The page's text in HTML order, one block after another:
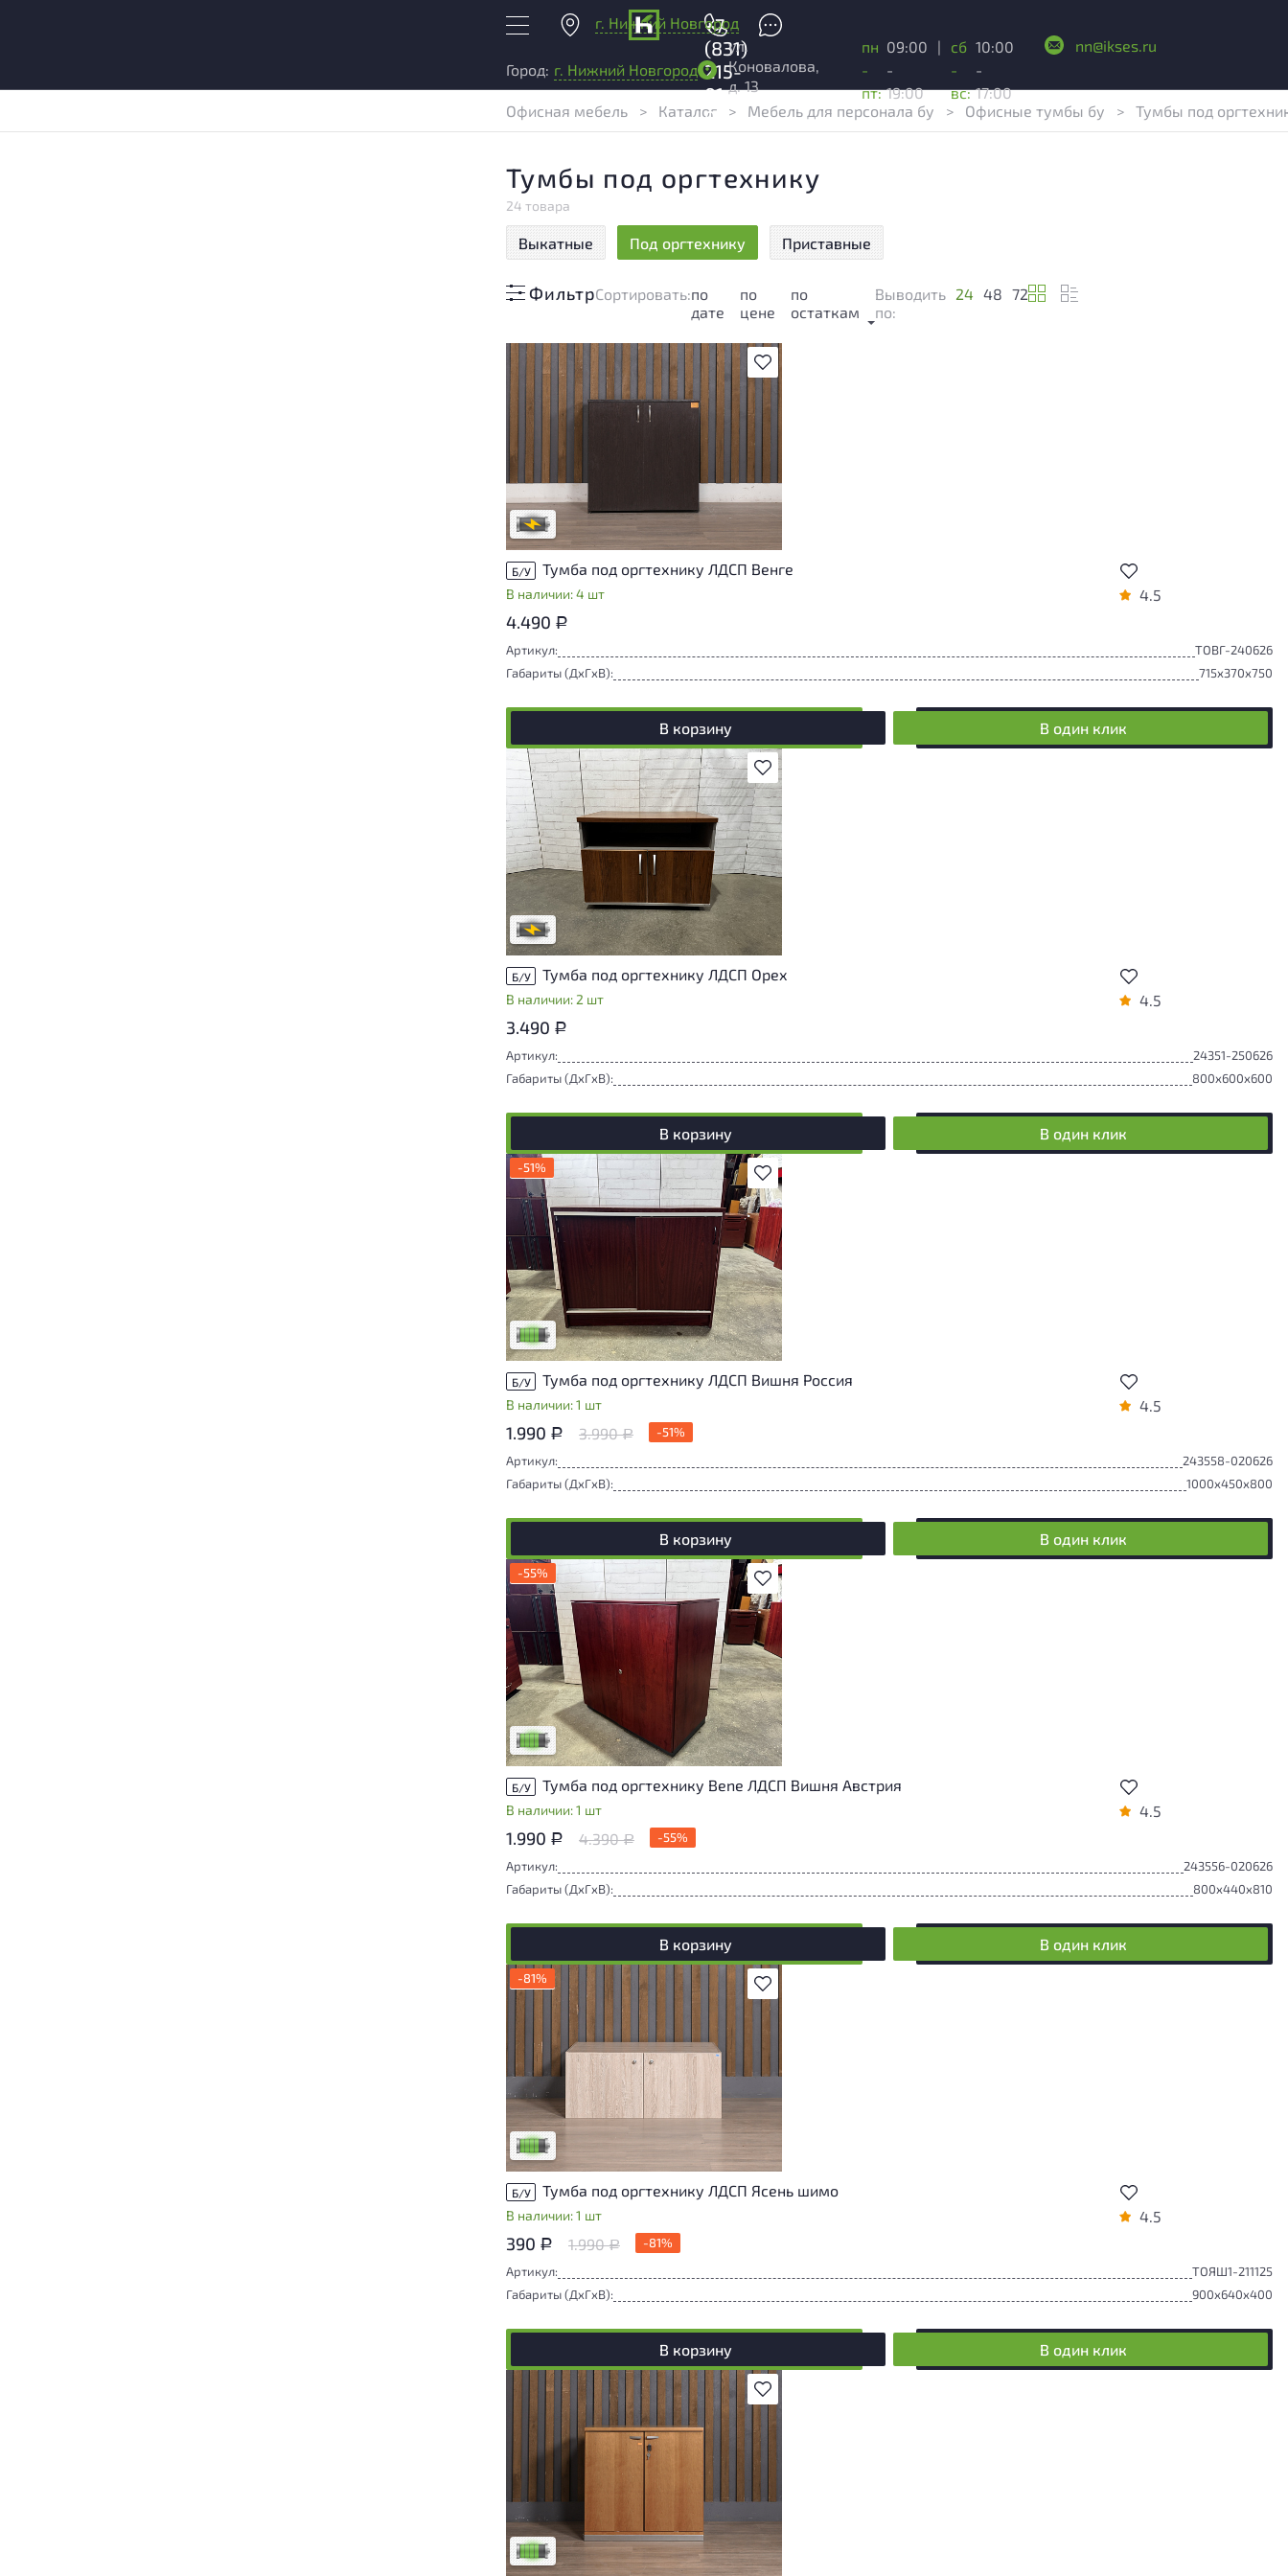
г. Нижний Новгород
+7
(831)
215-
01-
04
Город: г. Нижний Новгород
ул.
Коновалова,
д. 13
пн
-
пт:
09:00
-
19:00
|
сб
-
вс:
10:00
-
17:00
nn@ikses.ru
Офисная мебель > Каталог > Мебель для персонала бу > Офисные тумбы бу > Тумбы под
Тумбы под оргтехнику
24 товара
Выкатные Под оргтехнику Приставные
ФильтрCортировать:по
дате
по
цене
по
остаткам
Выводить
по:
24 48 72
В избранное
Степень износа находится на стадии
проверки. Вы можете уточнить
дополнительную информацию у
сотрудников магазина
В обработке
Б/У Тумба под оргтехнику ЛДСП Венге
В наличии: 4 шт 4.5
4.490 Р
Артикул:
ТОВГ-240626
Габариты (ДxГxВ):
715x370x750
В корзину В один клик
В избранное
Степень износа находится на стадии
проверки. Вы можете уточнить
дополнительную информацию у
сотрудников магазина
В обработке
Б/У Тумба под оргтехнику ЛДСП Орех
В наличии: 2 шт 4.5
3.490 Р
Артикул:
24351-250626
Габариты (ДxГxВ):
800x600x600
В корзину В один клик
В избранное
-51%
У товара присутствуют незначительные
следы эксплуатации, не влияющие на
удобство его использования
Низкая степень износа
Б/У Тумба под оргтехнику ЛДСП Вишня Россия
В наличии: 1 шт 4.5
1.990 Р 3.990Р
-51%
Артикул:
243558-020626
Габариты (ДxГxВ):
1000x450x800
В корзину В один клик
В избранное
-55%
У товара присутствуют незначительные
следы эксплуатации, не влияющие на
удобство его использования
Низкая степень износа
Б/У Тумба под оргтехнику Bene ЛДСП Вишня Австрия
В наличии: 1 шт 4.5
1.990 Р 4.390Р
-55%
Артикул:
243556-020626
Габариты (ДxГxВ):
800x440x810
В корзину В один клик
В избранное
-81%
У товара присутствуют незначительные
следы эксплуатации, не влияющие на
удобство его использования
Низкая степень износа
Б/У Тумба под оргтехнику ЛДСП Ясень шимо
В наличии: 1 шт 4.5
390 Р 1.990Р
-81%
Артикул:
ТОЯШ1-211125
Габариты (ДxГxВ):
900x640x400
В корзину В один клик
В избранное
следы эксплуатации, не влияющие на
удобство его использования
Низкая степень износа